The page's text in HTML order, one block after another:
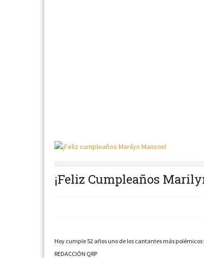
¡Feliz Cumpleaños
Hoy cumple 52 años uno de los cantantes más
REDACCIÓN QRP